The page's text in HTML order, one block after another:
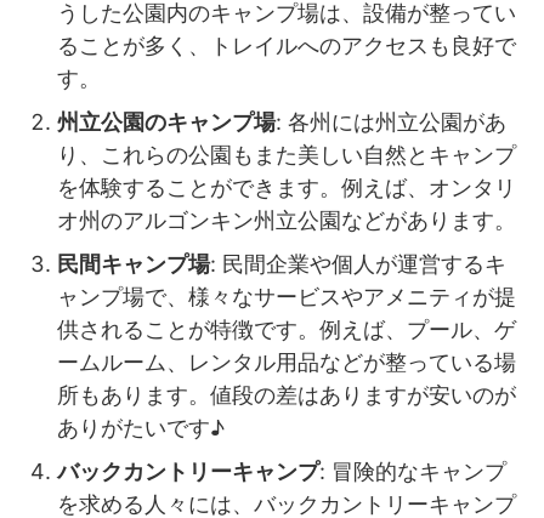
うした公園内のキャンプ場は、設備が整ってい
ることが多く、トレイルへのアクセスも良好で
す。
州立公園のキャンプ場: 各州には州立公園があ
り、これらの公園もまた美しい自然とキャンプ
を体験することができます。例えば、オンタリ
オ州のアルゴンキン州立公園などがあります。
民間キャンプ場: 民間企業や個人が運営するキ
ャンプ場で、様々なサービスやアメニティが提
供されることが特徴です。例えば、プール、ゲ
ームルーム、レンタル用品などが整っている場
所もあります。値段の差はありますが安いのが
ありがたいです♪
バックカントリーキャンプ: 冒険的なキャンプ
を求める人々には、バックカントリーキャンプ